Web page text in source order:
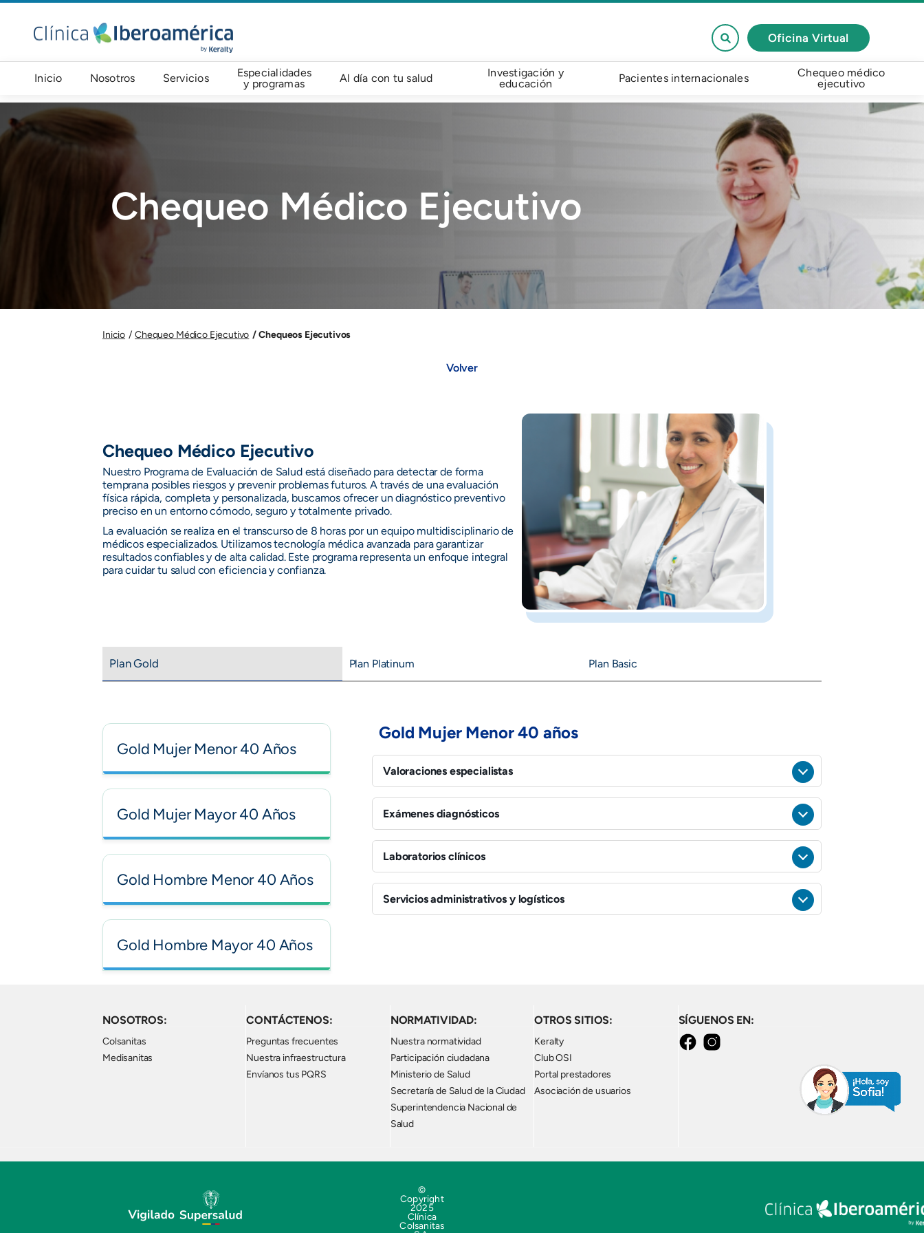
Pasar al contenido principal
Oficina Virtual
Navegación principal
Inicio Nosotros Servicios
Especialidades
y programas
Al día con tu salud
Investigación y
educación
Pacientes internacionales
Chequeo médico
ejecutivo
Chequeo Médico Ejecutivo
Inicio Chequeo Médico Ejecutivo Chequeos Ejecutivos
Volver
Chequeo Médico Ejecutivo
Nuestro Programa de Evaluación de Salud está diseñado para detectar de forma
temprana posibles riesgos y prevenir problemas futuros. A través de una evaluación
física rápida, completa y personalizada, buscamos ofrecer un diagnóstico preventivo
preciso en un entorno cómodo, seguro y totalmente privado.
La evaluación se realiza en el transcurso de 8 horas por un equipo multidisciplinario de
médicos especializados. Utilizamos tecnología médica avanzada para garantizar
resultados confiables y de alta calidad. Este programa representa un enfoque integral
para cuidar tu salud con eficiencia y confianza.
Plan Gold Plan Platinum Plan Basic
Gold Mujer Menor 40 Años
Gold Mujer Mayor 40 Años
Gold Hombre Menor 40 Años
Gold Hombre Mayor 40 Años
Gold Mujer Menor 40 años
Valoraciones especialistas
Gastroenterología
Oftalmología
Ginecología
Dermatología
Psicología
Exámenes diagnósticos
Endoscopia vías digestivas altas
Electrocardiograma de alta definición
Laboratorios clínicos
Triglicéridos
TGP
TGO
TSH
Parcial de orina
Citología Vaginal
Sangre oculta en heces
Hemoglobina glicosilada
VIH
Bilirrubina total y directa
Servicios administrativos y logísticos
NOSOTROS:
Colsanitas
Medisanitas
CONTÁCTENOS:
Preguntas frecuentes
Nuestra infraestructura
Envíanos tus PQRS
NORMATIVIDAD:
Nuestra normatividad
Participación ciudadana
Ministerio de Salud
Secretaría de Salud de la Ciudad
Superintendencia Nacional de
Salud
OTROS SITIOS:
Keralty
Club OSI
Portal prestadores
Asociación de usuarios
SÍGUENOS EN:
FacebookInstagram
©
Copyright
2025
Clínica
Colsanitas